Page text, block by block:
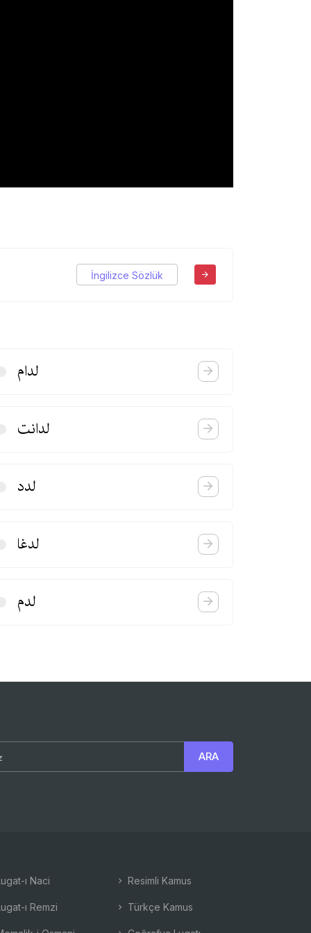
İngilizce Sözlük
لدام
لدانت
لدد
لدغا
لدم
ı Naci
ı Remzi
Resimli Kamus
Türkçe Kamus